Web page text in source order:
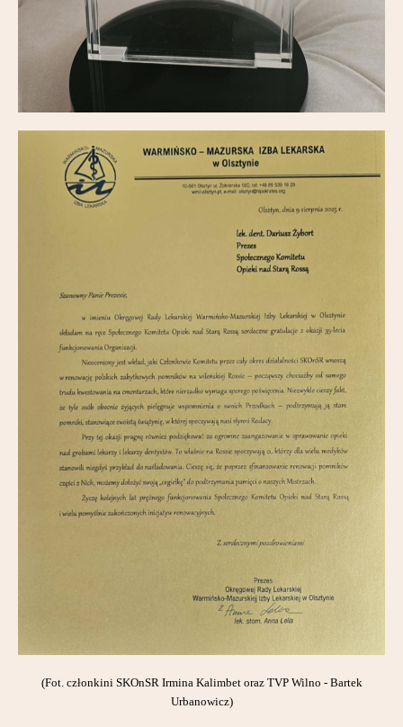
(Fot. członkini SKOnSR Irmina Kalimbet oraz TVP Wilno - Bartek
Urbanowicz)